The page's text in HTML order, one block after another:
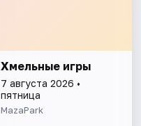
Хмельные игры
7 августа 2026 •
пятница
MazaPark